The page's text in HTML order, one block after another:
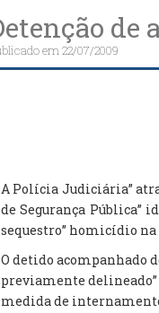
de
em22/07/2009
A Polícia Judiciária”
de Segurança Pública”
sequestro” homicídio na
O detido acompanhado
previamente delineado”
medida de